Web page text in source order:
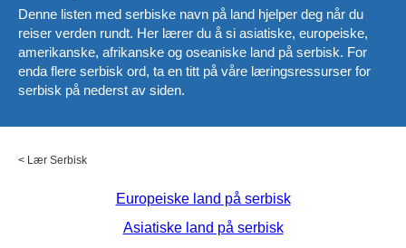
Denne listen med serbiske navn på land hjelper deg når du
reiser verden rundt. Her lærer du å si asiatiske, europeiske,
amerikanske, afrikanske og oseaniske land på serbisk. For
enda flere serbisk ord, ta en titt på våre læringsressurser for
serbisk på nederst av siden.
< Lær Serbisk
Europeiske land på serbisk
Asiatiske land på serbisk